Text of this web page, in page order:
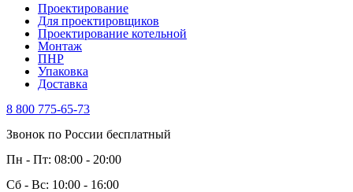
Проектирование
Для проектировщиков
Проектирование котельной
Монтаж
ПНР
Упаковка
Доставка
8 800 775-65-73
Звонок по России бесплатный
Пн - Пт: 08:00 - 20:00
Сб - Вс: 10:00 - 16:00